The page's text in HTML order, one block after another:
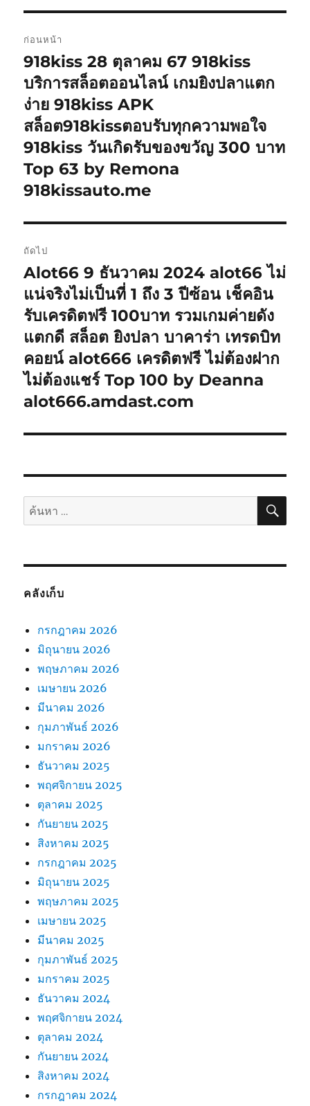
เรื่อง
ก่อนหน้า
เรื่อง
ก่อน
หน้า:
918kiss 28 ตุลาคม 67 918kiss
บริการสล็อตออนไลน์ เกมยิงปลาแตก
ง่าย 918kiss APK
สล็อต918kissตอบรับทุกความพอใจ
918kiss วันเกิดรับของขวัญ 300 บาท
Top 63 by Remona
918kissauto.me
ถัดไป
เรื่อง
ต่อ
ไป:
Alot66 9 ธันวาคม 2024 alot66 ไม่
แน่จริงไม่เป็นที่ 1 ถึง 3 ปีซ้อน เช็คอิน
รับเครดิตฟรี 100บาท รวมเกมค่ายดัง
แตกดี สล็อต ยิงปลา บาคาร่า เทรดบิท
คอยน์ alot666 เครดิตฟรี ไม่ต้องฝาก
ไม่ต้องแชร์ Top 100 by Deanna
alot666.amdast.com
ค้นหา: ค้น
คลังเก็บ
กรกฎาคม 2026
มิถุนายน 2026
พฤษภาคม 2026
เมษายน 2026
มีนาคม 2026
กุมภาพันธ์ 2026
มกราคม 2026
ธันวาคม 2025
พฤศจิกายน 2025
ตุลาคม 2025
กันยายน 2025
สิงหาคม 2025
กรกฎาคม 2025
มิถุนายน 2025
พฤษภาคม 2025
เมษายน 2025
มีนาคม 2025
กุมภาพันธ์ 2025
มกราคม 2025
ธันวาคม 2024
พฤศจิกายน 2024
ตุลาคม 2024
กันยายน 2024
สิงหาคม 2024
กรกฎาคม 2024